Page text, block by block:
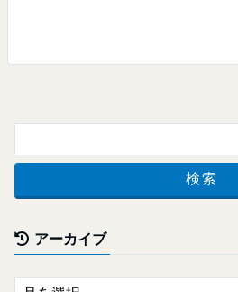
アーカイブ